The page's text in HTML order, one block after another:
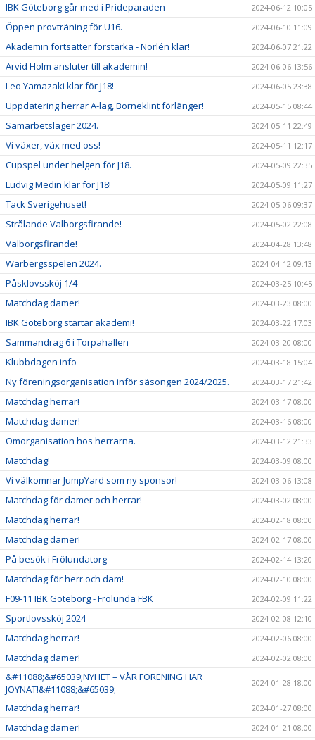
IBK Göteborg går med i Prideparaden 2024-06-12 10:05
Öppen provträning för U16. 2024-06-10 11:09
Akademin fortsätter förstärka - Norlén klar! 2024-06-07 21:22
Arvid Holm ansluter till akademin! 2024-06-06 13:56
Leo Yamazaki klar för J18! 2024-06-05 23:38
Uppdatering herrar A-lag, Borneklint förlänger! 2024-05-15 08:44
Samarbetsläger 2024. 2024-05-11 22:49
Vi växer, väx med oss! 2024-05-11 12:17
Cupspel under helgen för J18. 2024-05-09 22:35
Ludvig Medin klar för J18! 2024-05-09 11:27
Tack Sverigehuset! 2024-05-06 09:37
Strålande Valborgsfirande! 2024-05-02 22:08
Valborgsfirande! 2024-04-28 13:48
Warbergsspelen 2024. 2024-04-12 09:13
Påsklovssköj 1/4 2024-03-25 10:45
Matchdag damer! 2024-03-23 08:00
IBK Göteborg startar akademi! 2024-03-22 17:03
Sammandrag 6 i Torpahallen 2024-03-20 08:00
Klubbdagen info 2024-03-18 15:04
Ny föreningsorganisation inför säsongen 2024/2025. 2024-03-17 21:42
Matchdag herrar! 2024-03-17 08:00
Matchdag damer! 2024-03-16 08:00
Omorganisation hos herrarna. 2024-03-12 21:33
Matchdag! 2024-03-09 08:00
Vi välkomnar JumpYard som ny sponsor! 2024-03-06 13:08
Matchdag för damer och herrar! 2024-03-02 08:00
Matchdag herrar! 2024-02-18 08:00
Matchdag damer! 2024-02-17 08:00
På besök i Frölundatorg 2024-02-14 13:20
Matchdag för herr och dam! 2024-02-10 08:00
F09-11 IBK Göteborg - Frölunda FBK 2024-02-09 11:22
Sportlovssköj 2024 2024-02-08 12:10
Matchdag herrar! 2024-02-06 08:00
Matchdag damer! 2024-02-02 08:00
&#11088;&#65039;NYHET – VÅR FÖRENING HAR
JOYNAT!&#11088;&#65039;
2024-01-28 18:00
Matchdag herrar! 2024-01-27 08:00
Matchdag damer! 2024-01-21 08:00